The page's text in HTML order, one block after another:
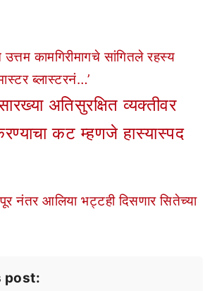
उत्तम कामगिरीमागचे सांगितले रहस्य
ब्लास्टरनं…’
अतिसुरक्षित व्यक्तीवर
कट म्हणजे हास्यास्पद
नंतर आलिया भट्टही दिसणार सितेच्या
post: